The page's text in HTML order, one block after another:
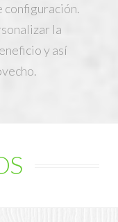
configuración.
la
y así